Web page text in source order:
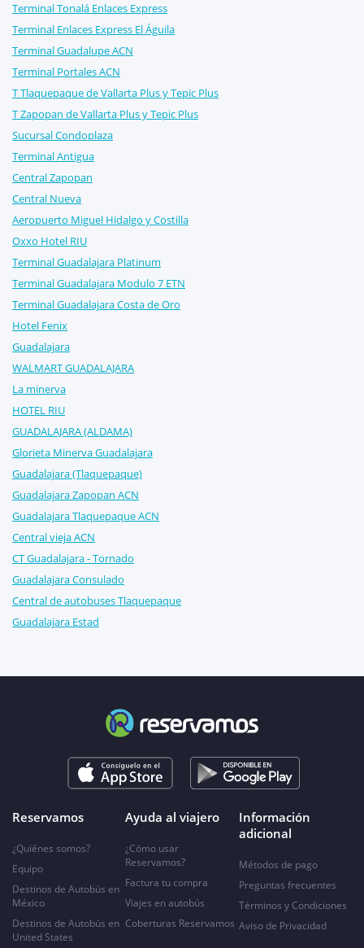
Terminal Tonalá Enlaces Express
Terminal Enlaces Express El Águila
Terminal Guadalupe ACN
Terminal Portales ACN
T Tlaquepaque de Vallarta Plus y Tepic Plus
T Zapopan de Vallarta Plus y Tepic Plus
Sucursal Condoplaza
Terminal Antigua
Central Zapopan
Central Nueva
Aeropuerto Miguel Hidalgo y Costilla
Oxxo Hotel RIU
Terminal Guadalajara Platinum
Terminal Guadalajara Modulo 7 ETN
Terminal Guadalajara Costa de Oro
Hotel Fenix
Guadalajara
WALMART GUADALAJARA
La minerva
HOTEL RIU
GUADALAJARA (ALDAMA)
Glorieta Minerva Guadalajara
Guadalajara (Tlaquepaque)
Guadalajara Zapopan ACN
Guadalajara Tlaquepaque ACN
Central vieja ACN
CT Guadalajara - Tornado
Guadalajara Consulado
Central de autobuses Tlaquepaque
Guadalajara Estad
Reservamos
¿Quiénes somos?
Equipo
Destinos de Autobús en
México
Destinos de Autobús en
United States
Ayuda al viajero
¿Cómo usar
Reservamos?
Factura tu compra
Viajes en autobús
Coberturas Reservamos
Información
adicional
Métodos de pago
Preguntas frecuentes
Términos y Condiciones
Aviso de Privacidad